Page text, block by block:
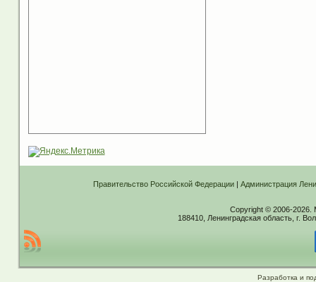
Правительство Российской Федерации| Администрация
Copyright © 2006-2026.
188410, Ленинградская область, г.
Разработка и